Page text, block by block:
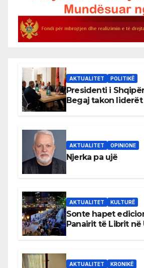
AKTUALITET POLITIKË
Presidenti i
Begaj takon
AKTUALITET OPINIONE
Njerka pa ujë
AKTUALITET KULTURË
Sonte hapet
Panairit të Librit në
AKTUALITET KRONIKË